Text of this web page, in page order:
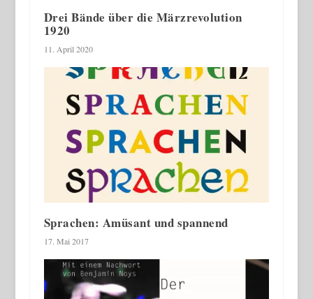
Drei Bände über die Märzrevolution
1920
11. April 2020
Sprachen: Amüsant und spannend
17. Mai 2017